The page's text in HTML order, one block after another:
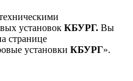
установок КБУРГ. Вы
странице
установки КБУРГ».